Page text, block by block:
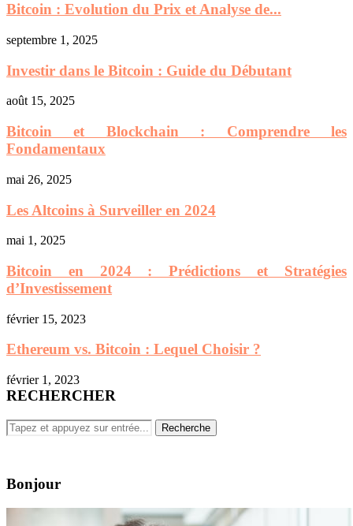
Bitcoin : Evolution du Prix et Analyse de...
septembre 1, 2025
Investir dans le Bitcoin : Guide du Débutant
août 15, 2025
Bitcoin et Blockchain : Comprendre les
Fondamentaux
mai 26, 2025
Les Altcoins à Surveiller en 2024
mai 1, 2025
Bitcoin en 2024 : Prédictions et Stratégies
d’Investissement
février 15, 2023
Ethereum vs. Bitcoin : Lequel Choisir ?
février 1, 2023
RECHERCHER
Bonjour